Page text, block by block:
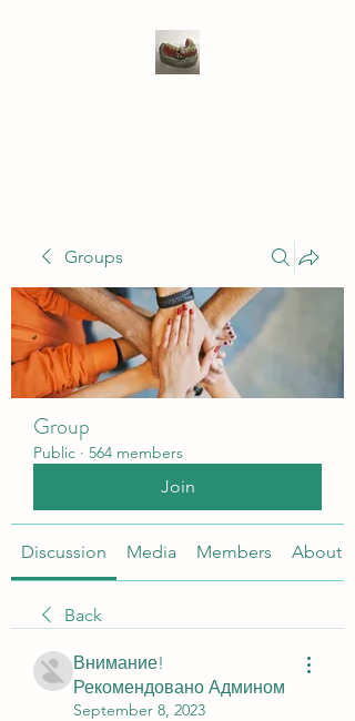
Groups
Group
Public · 564 members
Join
Discussion Media Members About
Back
Внимание!
Рекомендовано Админом
September 8, 2023